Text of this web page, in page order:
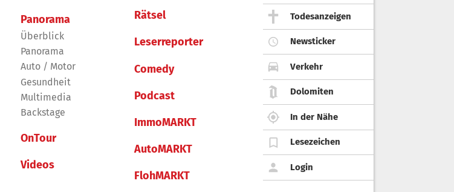
Panorama
Überblick
Panorama
Auto / Motor
Gesundheit
Multimedia
Backstage
OnTour
Videos
Rätsel
Leserreporter
Comedy
Podcast
ImmoMARKT
AutoMARKT
FlohMARKT
Todesanzeigen
Newsticker
Verkehr
Dolomiten
In der Nähe
Lesezeichen
Login